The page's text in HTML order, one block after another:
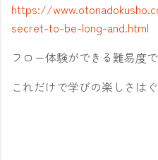
https://
secret-to-be-long-and.html
フロー体験ができる難易度
これだけで学びの楽しさは